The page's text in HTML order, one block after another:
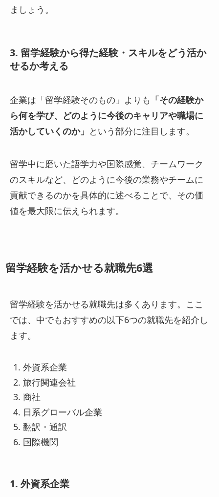
ましょう。
3. 留学経験から得た経験・スキルをどう活か
せるか考える
企業は「留学経験そのもの」よりも 「その経験か
ら何を学び、どのように今後のキャリアや職場に
活かしていくのか」 という部分に注目します。
留学中に磨いた語学力や国際感覚、チームワーク
のスキルなど、どのように今後の業務やチームに
貢献できるのかを具体的に述べることで、その価
値を最大限に伝えられます。
留学経験を活かせる就職先6選
留学経験を活かせる就職先は多くあります。ここ
では、中でもおすすめの以下6つの就職先を紹介し
ます。
外資系企業
旅行関連会社
商社
日系グローバル企業
翻訳・通訳
国際機関
1. 外資系企業